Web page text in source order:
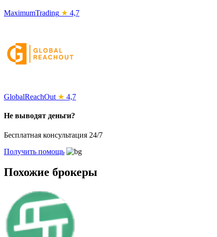
MaximumTrading ★ 4,7
GlobalReachOut ★ 4,7
Не выводят деньги?
Бесплатная консультация 24/7
Получить помощь
Похожие брокеры